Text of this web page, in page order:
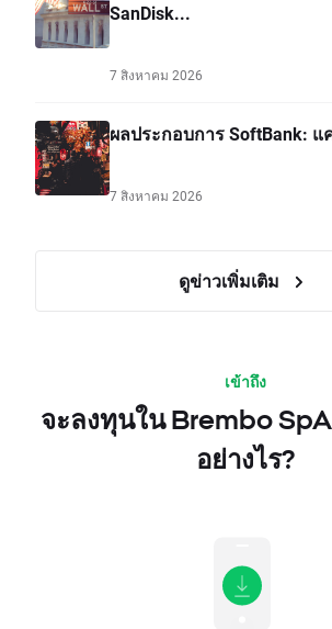
SanDisk...
7 สิงหาคม 2026
ผลประกอบการ SoftBank: แ
7 สิงหาคม 2026
ดูข่าวเพิ่มเติม
เข้าถึง
จะลงทุนใน Brembo
อย่างไร?